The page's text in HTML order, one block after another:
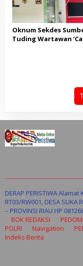
Oknum Sekdes
Tuding Wartawan
DERAP PERISTIWA
RT03/RW001, DESA SUKA
– PROVINSI RIAU HP
BOK REDAKSI
POLRI
Navigation
Indeks Berita